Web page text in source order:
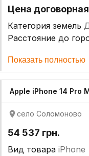
Цена договорная
Категория земель
Расстояние до
Показать полностью
Apple iPhone 14 Pro
село Соломоново
54 537 грн.
Вид товара iPhone